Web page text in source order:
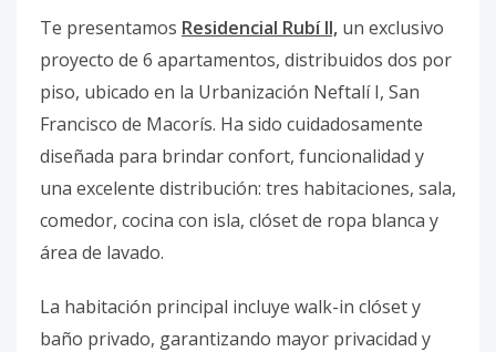
Te presentamos Residencial Rubí II, un exclusivo
proyecto de 6 apartamentos, distribuidos dos por
piso, ubicado en la Urbanización Neftalí I, San
Francisco de Macorís. Ha sido cuidadosamente
diseñada para brindar confort, funcionalidad y
una excelente distribución: tres habitaciones, sala,
comedor, cocina con isla, clóset de ropa blanca y
área de lavado.
La habitación principal incluye walk-in clóset y
baño privado, garantizando mayor privacidad y